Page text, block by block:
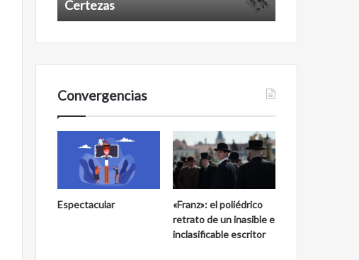
Certezas
Convergencias
Espectacular
«Franz»: el poliédrico
retrato de un inasible e
inclasificable escritor